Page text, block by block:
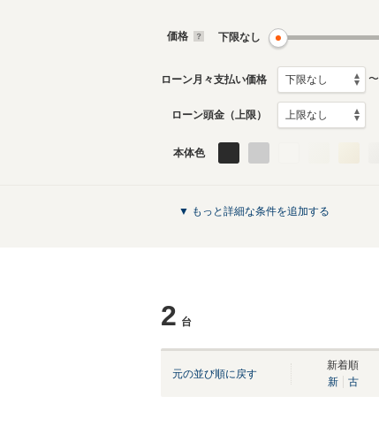
価格 下限なし
ローン月々支払い価格 〜
ローン頭金（上限）
本体色
▼ もっと詳細な条件を追加する
2 台
元の並び順に戻す
新着順
新
古